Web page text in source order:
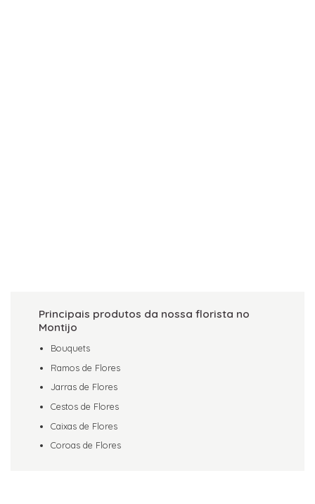
Principais produtos da nossa florista no
Montijo
Bouquets
Ramos de Flores
Jarras de Flores
Cestos de Flores
Caixas de Flores
Coroas de Flores